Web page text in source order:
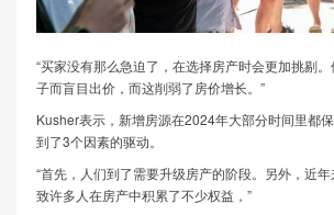
“买家没有那么急迫了，在选择房产时会更加挑剔
子而盲目出价，而这削弱了房价增长。”
Kusher表示，新增房源在2024年大部分时间里都
到了3个因素的驱动。
“首先，人们到了需要升级房产的阶段。另外，近
致许多人在房产中积累了不少权益，”